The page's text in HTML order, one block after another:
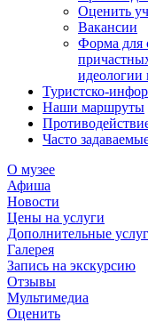
Оценить
Вакансии
Форма для
идеологии
Туристско-
Наши маршруты
Часто
О музее
Афиша
Новости
Цены на услуги
Дополнительные
Галерея
Запись на экскурсию
Отзывы
Мультимедиа
Оценить